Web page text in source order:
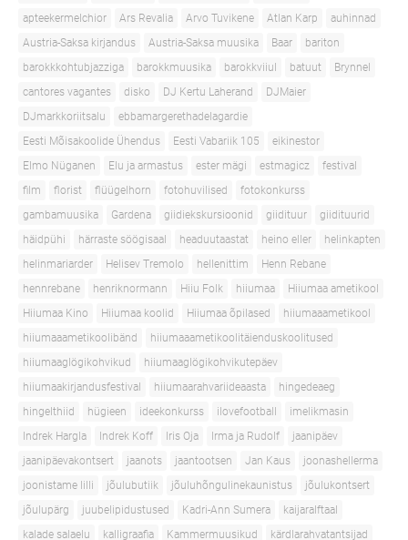
apteekermelchior
Ars Revalia Arvo Tuvikene Atlan Karp
auhinnad
Austria-Saksa kirjandus
Austria-Saksa muusika Baar
bariton
barokkkohtubjazziga
barokkmuusika barokkviiul batuut
Brynnel
cantores vagantes
disko DJ Kertu Laherand
DJMaier
DJmarkkoriitsalu
ebbamargerethadelagardie
Eesti Mõisakoolide Ühendus
Eesti Vabariik 105
eikinestor
Elmo Nüganen
Elu ja armastus ester mägi estmagicz
festival
film
florist flüügelhorn fotohuvilised
fotokonkurss
gambamuusika
Gardena giidiekskursioonid giidituur
giidituurid
häidpühi
härraste söögisaal headuutaastat heino eller
helinkapten
helinmariarder
Helisev Tremolo hellenittim
Henn Rebane
hennrebane
henriknormann Hiiu Folk hiiumaa
Hiiumaa ametikool
Hiiumaa Kino
Hiiumaa koolid Hiiumaa õpilased
hiiumaaametikool
hiiumaaametikoolibänd
hiiumaaametikoolitäienduskoolitused
hiiumaaglögikohvikud
hiiumaaglögikohvikutepäev
hiiumaakirjandusfestival
hiiumaarahvariideaasta
hingedeaeg
hingelthiid
hügieen ideekonkurss ilovefootball
imelikmasin
Indrek Hargla
Indrek Koff Iris Oja Irma ja Rudolf
jaanipäev
jaanipäevakontsert
jaanots jaantootsen Jan Kaus
joonashellerma
joonistame lilli
jõulubutiik jõuluhõngulinekaunistus
jõulukontsert
jõulupärg
juubelipidustused Kadri-Ann Sumera
kaijaralftaal
kalade salaelu
kalligraafia Kammermuusikud
kärdlarahvatantsijad